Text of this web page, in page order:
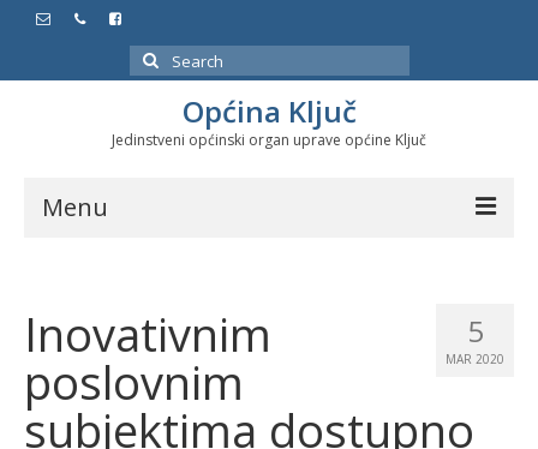
Search
for:
Općina Ključ
Jedinstveni općinski organ uprave općine Ključ
Menu
Službeni glasnici
Javne nabavke
Značajni datumi i manifestacije
5
MAR 2020
Inovativnim
poslovnim
subjektima dostupno